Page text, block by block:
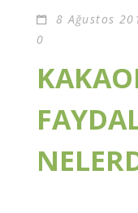
8 Ağustos
0